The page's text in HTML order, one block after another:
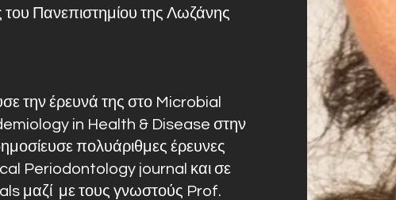
του Πανεπιστημίου της Λωζάνης
την έρευνά της στο Microbial
in Health & Disease στην
πολυάριθμες έρευνες
Periodontology journal και σε
μαζί με τους γνωστούς Prof.